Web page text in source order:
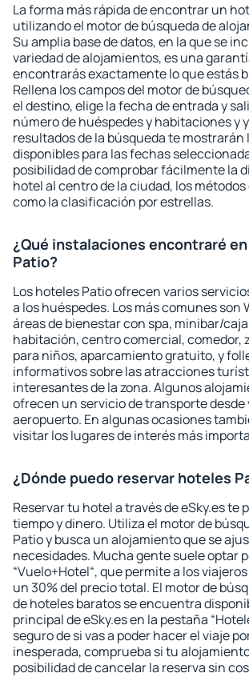
La forma más rápida de encontrar un
utilizando el motor de búsqueda de
Su amplia base de datos, en la que se
variedad de alojamientos, es una
encontrarás exactamente lo que estás
Rellena los campos del motor de
el destino, elige la fecha de entrada y
número de huéspedes y habitaciones y
resultados de la búsqueda te
disponibles para las fechas
posibilidad de comprobar fácilmente la
hotel al centro de la ciudad, los métodos
como la clasificación por estrellas.
¿Qué instalaciones encontraré
Patio?
Los hoteles Patio ofrecen varios
a los huéspedes. Los más comunes son
áreas de bienestar con spa, minibar/
habitación, centro comercial, comedor,
para niños, aparcamiento gratuito, y
informativos sobre las atracciones
interesantes de la zona. Algunos
ofrecen un servicio de transporte desde
aeropuerto. En algunas ocasiones
visitar los lugares de interés más
¿Dónde puedo reservar hoteles
Reservar tu hotel a través de eSky.es te
tiempo y dinero. Utiliza el motor de
Patio y busca un alojamiento que se
necesidades. Mucha gente suele optar
“Vuelo+Hotel“, que permite a los
un 30% del precio total. El motor de
de hoteles baratos se encuentra
principal de eSky.es en la pestaña
seguro de si vas a poder hacer el viaje
inesperada, comprueba si tu
posibilidad de cancelar la reserva sin